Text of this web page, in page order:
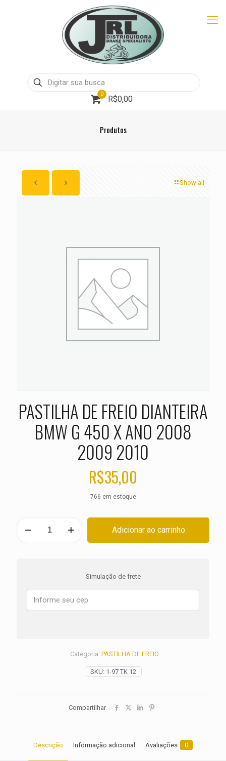
0
R$0,00
Produtos
Show all
PASTILHA DE FREIO DIANTEIRA
BMW G 450 X ANO 2008
2009 2010
R$35,00
766 em estoque
2008
Adicionar ao carrinho
Simulação de frete
SKU: 1-97 TK 12
Categoria: PASTILHA DE FREIO
Compartilhar
Descrição Informação adicional Avaliações 0